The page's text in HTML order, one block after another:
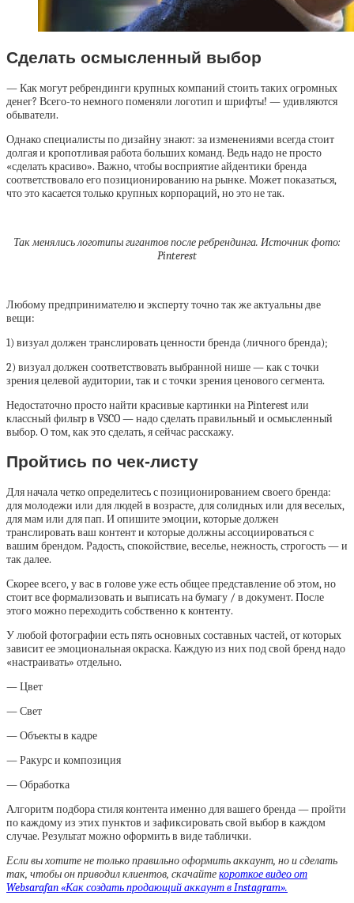
Сделать осмысленный выбор
— Как могут ребрендинги крупных компаний стоить таких огромных
денег? Всего-то немного поменяли логотип и шрифты! — удивляются
обыватели.
Однако специалисты по дизайну знают: за изменениями всегда стоит
долгая и кропотливая работа больших команд. Ведь надо не просто
«сделать красиво». Важно, чтобы восприятие айдентики бренда
соответствовало его позиционированию на рынке. Может показаться,
что это касается только крупных корпораций, но это не так.
Так менялись логотипы гигантов после ребрендинга. Источник фото:
Pinterest
Любому предпринимателю и эксперту точно так же актуальны две
вещи:
1) визуал должен транслировать ценности бренда (личного бренда);
2) визуал должен соответствовать выбранной нише — как с точки
зрения целевой аудитории, так и с точки зрения ценового сегмента.
Недостаточно просто найти красивые картинки на Pinterest или
классный фильтр в VSCO — надо сделать правильный и осмысленный
выбор. О том, как это сделать, я сейчас расскажу.
Пройтись по чек-листу
Для начала четко определитесь с позиционированием своего бренда:
для молодежи или для людей в возрасте, для солидных или для веселых,
для мам или для пап. И опишите эмоции, которые должен
транслировать ваш контент и которые должны ассоциироваться с
вашим брендом. Радость, спокойствие, веселье, нежность, строгость — и
так далее.
Скорее всего, у вас в голове уже есть общее представление об этом, но
стоит все формализовать и выписать на бумагу / в документ. После
этого можно переходить собственно к контенту.
У любой фотографии есть пять основных составных частей, от которых
зависит ее эмоциональная окраска. Каждую из них под свой бренд надо
«настраивать» отдельно.
— Цвет
— Свет
— Объекты в кадре
— Ракурс и композиция
— Обработка
Алгоритм подбора стиля контента именно для вашего бренда — пройти
по каждому из этих пунктов и зафиксировать свой выбор в каждом
случае. Результат можно оформить в виде таблички.
Если вы хотите не только правильно оформить аккаунт, но и сделать
так, чтобы он приводил клиентов, скачайтекороткое видео от
Websarafan «Как создать продающий аккаунт в Instagram».